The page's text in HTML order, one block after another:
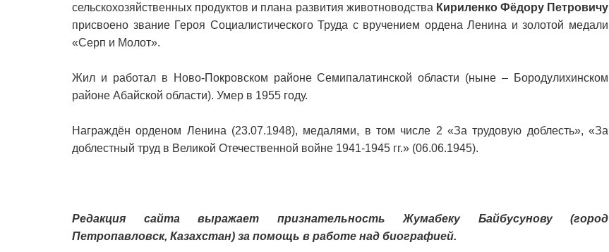
сельскохозяйственных продуктов и плана развития животноводства Кириленко Фёдору Петровичу
присвоено звание Героя Социалистического Труда с вручением ордена Ленина и золотой медали
«Серп и Молот».
Жил и работал в Ново-Покровском районе Семипалатинской области (ныне – Бородулихинском
районе Абайской области). Умер в 1955 году.
Награждён орденом Ленина (23.07.1948), медалями, в том числе 2 «За трудовую доблесть», «За
доблестный труд в Великой Отечественной войне 1941-1945 гг.» (06.06.1945).
Редакция сайта выражает признательность Жумабеку Байбусунову (город
Петропавловск, Казахстан) за помощь в работе над биографией.